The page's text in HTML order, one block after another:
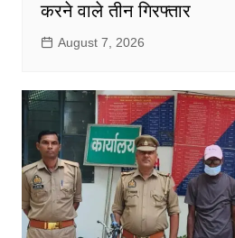
करने वाले तीन गिरफ्तार
August 7, 2026